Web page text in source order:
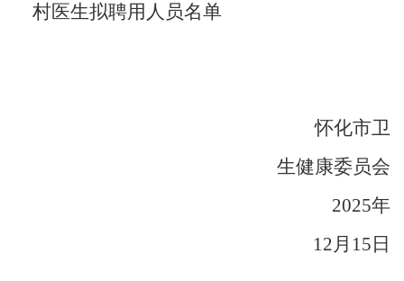
村医生拟聘用人员名单
怀化市卫
生健康委员会
2025年
12月 15 日